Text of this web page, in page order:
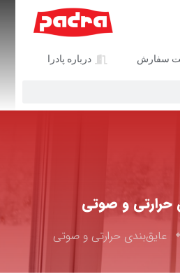
سفارش درباره پادرا
حرارتی و صوتی
عایق‌بندی حرارتی و صوتی